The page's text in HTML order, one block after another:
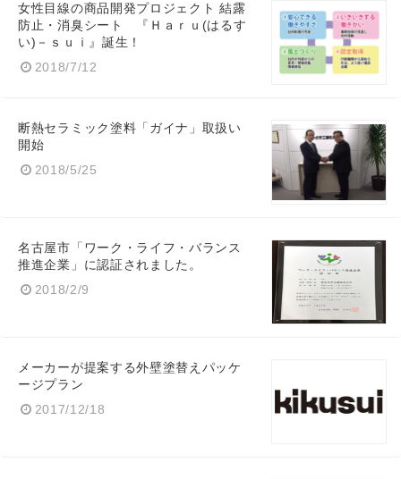
女性目線の商品開発プロジェクト 結露
防止・消臭シート 『Ｈａｒｕ(はるす
い)－ｓｕｉ』誕生！
2018/7/12
断熱セラミック塗料「ガイナ」取扱い
開始
2018/5/25
名古屋市「ワーク・ライフ・バランス
推進企業」に認証されました。
2018/2/9
メーカーが提案する外壁塗替えパッケ
ージプラン
2017/12/18